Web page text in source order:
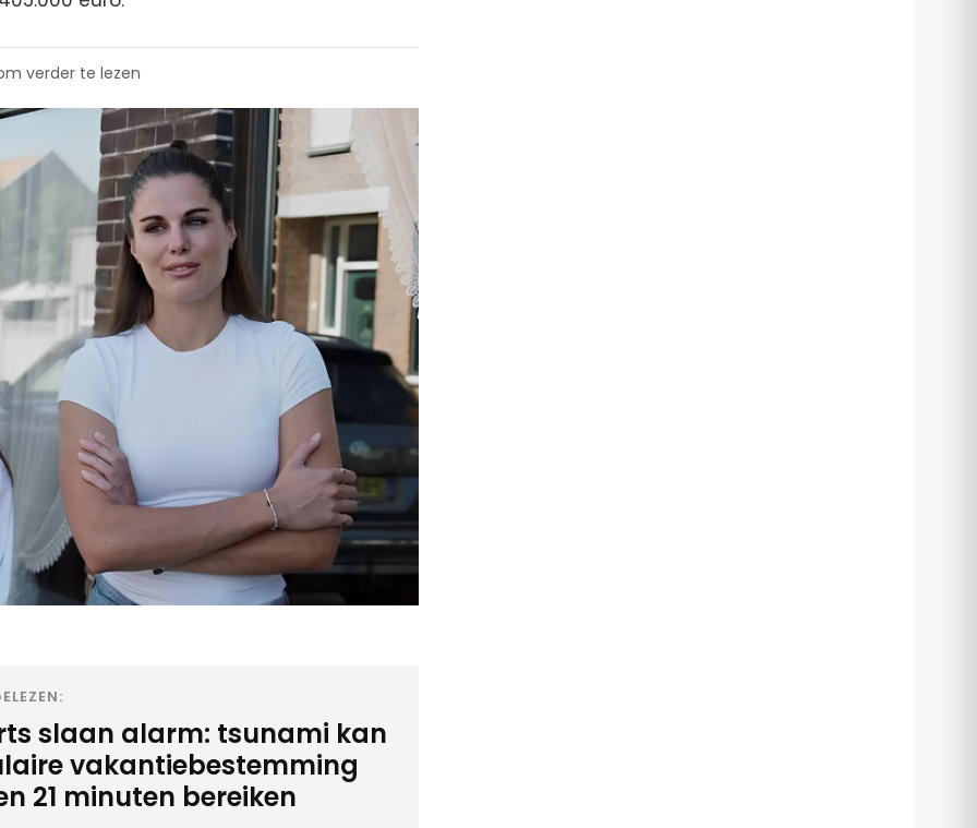
verder te lezen
slaan alarm: tsunami kan
vakantiebestemming
21 minuten bereiken